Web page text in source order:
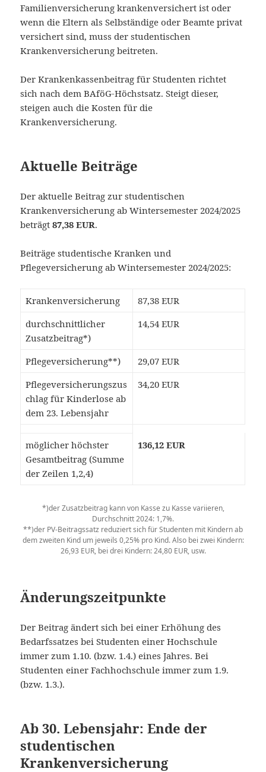
Familienversicherung krankenversichert ist oder
wenn die Eltern als Selbständige oder Beamte privat
versichert sind, muss der studentischen
Krankenversicherung beitreten.
Der Krankenkassenbeitrag für Studenten richtet
sich nach dem BAföG-Höchstsatz. Steigt dieser,
steigen auch die Kosten für die
Krankenversicherung.
Aktuelle Beiträge
Der aktuelle Beitrag zur studentischen
Krankenversicherung ab Wintersemester 2024/2025
beträgt87,38 EUR.
Beiträge studentische Kranken und
Pflegeversicherung ab Wintersemester 2024/2025:
Krankenversicherung
87,38 EUR
durchschnittlicher
Zusatzbeitrag*)
14,54 EUR
Pflegeversicherung**)
29,07 EUR
Pflegeversicherungszus
chlag für Kinderlose ab
dem 23. Lebensjahr
34,20 EUR
möglicher höchster
Gesamtbeitrag (Summe
der Zeilen 1,2,4)
136,12 EUR
*)der Zusatzbeitrag kann von Kasse zu Kasse variieren,
Durchschnitt 2024: 1,7%.
**)der PV-Beitragssatz reduziert sich für Studenten mit Kindern ab
dem zweiten Kind um jeweils 0,25% pro Kind. Also bei zwei Kindern:
26,93 EUR, bei drei Kindern: 24,80 EUR, usw.
Änderungszeitpunkte
Der Beitrag ändert sich bei einer Erhöhung des
Bedarfssatzes bei Studenten einer Hochschule
immer zum 1.10. (bzw. 1.4.) eines Jahres. Bei
Studenten einer Fachhochschule immer zum 1.9.
(bzw. 1.3.).
Ab 30. Lebensjahr: Ende der
studentischen
Krankenversicherung